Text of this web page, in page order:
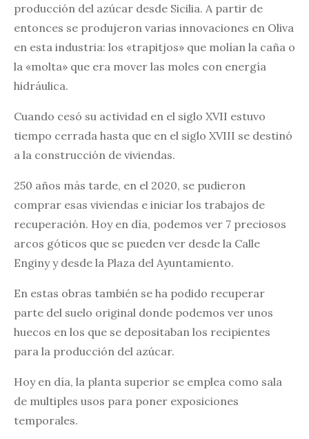
producción del azúcar desde Sicilia. A partir de
entonces se produjeron varias innovaciones en Oliva
en esta industria: los «trapitjos» que molían la caña o
la «molta» que era mover las moles con energía
hidráulica.
Cuando cesó su actividad en el siglo XVII estuvo
tiempo cerrada hasta que en el siglo XVIII se destinó
a la construcción de viviendas.
250 años más tarde, en el 2020, se pudieron
comprar esas viviendas e iniciar los trabajos de
recuperación. Hoy en día, podemos ver 7 preciosos
arcos góticos que se pueden ver desde la Calle
Enginy y desde la Plaza del Ayuntamiento.
En estas obras también se ha podido recuperar
parte del suelo original donde podemos ver unos
huecos en los que se depositaban los recipientes
para la producción del azúcar.
Hoy en día, la planta superior se emplea como sala
de multiples usos para poner exposiciones
temporales.